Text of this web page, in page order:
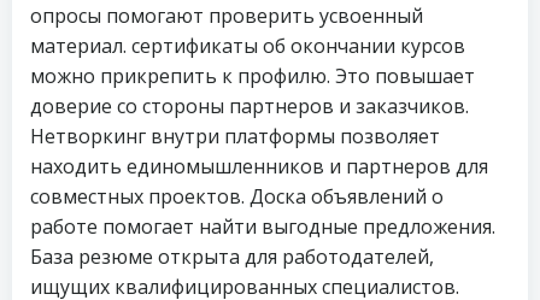
опросы помогают проверить усвоенный
материал. сертификаты об окончании курсов
можно прикрепить к профилю. Это повышает
доверие со стороны партнеров и заказчиков.
Нетворкинг внутри платформы позволяет
находить единомышленников и партнеров для
совместных проектов. Доска объявлений о
работе помогает найти выгодные предложения.
База резюме открыта для работодателей,
ищущих квалифицированных специалистов.